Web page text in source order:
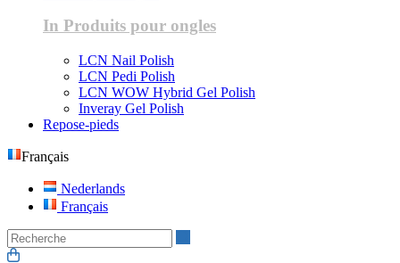
In Produits pour ongles
LCN Nail Polish
LCN Pedi Polish
LCN WOW Hybrid Gel Polish
Inveray Gel Polish
Repose-pieds
Français
Nederlands
Français